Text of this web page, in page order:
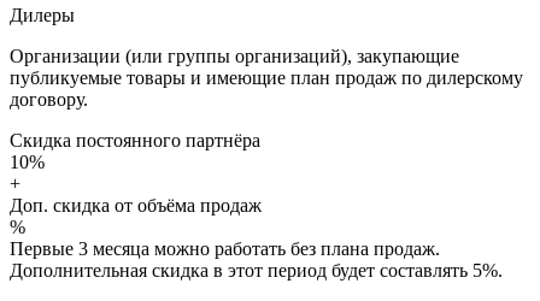
Дилеры
Организации (или группы организаций), закупающие
публикуемые товары и имеющие план продаж по дилерскому
договору.
Скидка постоянного партнёра
10%
+
Доп. скидка от объёма продаж
%
Первые 3 месяца можно работать без плана продаж.
Дополнительная скидка в этот период будет составлять 5%.